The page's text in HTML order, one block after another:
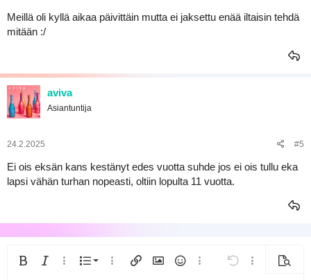
Meillä oli kyllä aikaa päivittäin mutta ei jaksettu enää iltaisin tehdä
mitään :/
aviva
Asiantuntija
24.2.2025 #5
Ei ois eksän kans kestänyt edes vuotta suhde jos ei ois tullu eka
lapsi vähän turhan nopeasti, oltiin lopulta 11 vuotta.
LihavoituKursivoitu
Lisää vaihtoehtoja...
Lista
Järjestetty lista
Lisää vaihtoehtoja...
Lisää linkki
Lisää kuva
HymiötLisää vaihtoehtoja...
KumoaLisää